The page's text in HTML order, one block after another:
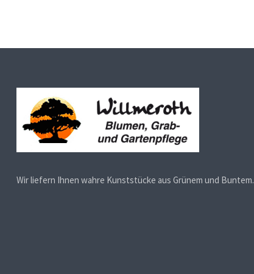
Wir liefern Ihnen wahre Kunststücke aus Grünem und Buntem.